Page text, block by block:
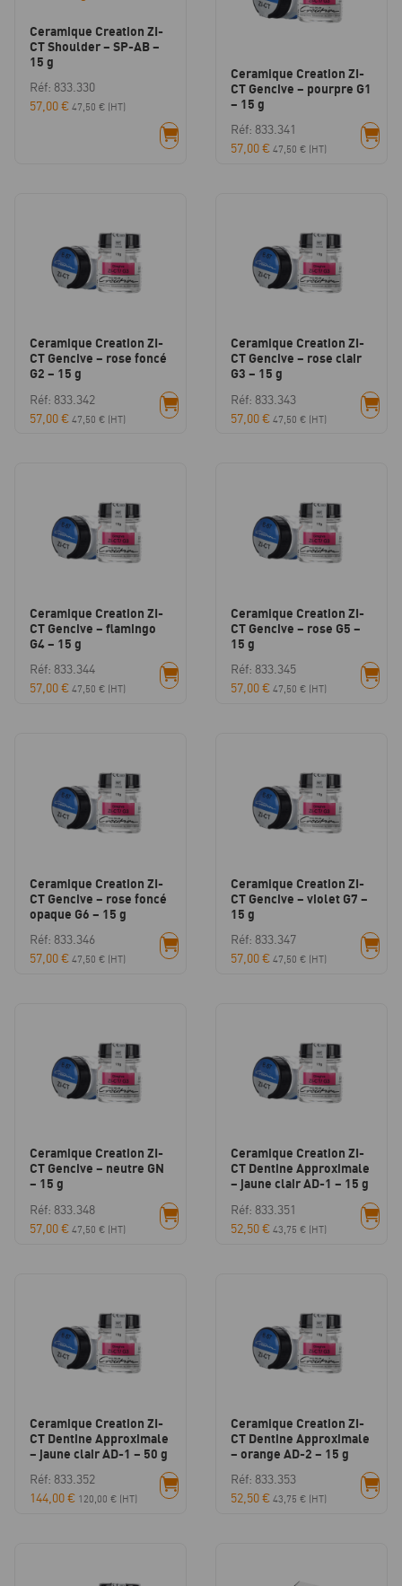
Ceramique Creation ZI-
CT Shoulder – SP-AB –
15 g
Réf: 833.330
57,00€ 47,50 € (HT)
Ceramique Creation ZI-
CT Gencive – pourpre G1
– 15 g
Réf: 833.341
57,00€ 47,50 € (HT)
Ceramique Creation ZI-
CT Gencive – rose foncé
G2 – 15 g
Réf: 833.342
57,00€ 47,50 € (HT)
Ceramique Creation ZI-
CT Gencive – rose clair
G3 – 15 g
Réf: 833.343
57,00€ 47,50 € (HT)
Ceramique Creation ZI-
CT Gencive – flamingo
G4 – 15 g
Réf: 833.344
57,00€ 47,50 € (HT)
Ceramique Creation ZI-
CT Gencive – rose G5 –
15 g
Réf: 833.345
57,00€ 47,50 € (HT)
Ceramique Creation ZI-
CT Gencive – rose foncé
opaque G6 – 15 g
Réf: 833.346
57,00€ 47,50 € (HT)
Ceramique Creation ZI-
CT Gencive – violet G7 –
15 g
Réf: 833.347
57,00€ 47,50 € (HT)
Ceramique Creation ZI-
CT Gencive – neutre GN
– 15 g
Réf: 833.348
57,00€ 47,50 € (HT)
Ceramique Creation ZI-
CT Dentine Approximale
– jaune clair AD-1 – 15 g
Réf: 833.351
52,50€ 43,75 € (HT)
Ceramique Creation ZI-
CT Dentine Approximale
– jaune clair AD-1 – 50 g
Réf: 833.352
144,00€ 120,00 € (HT)
Ceramique Creation ZI-
CT Dentine Approximale
– orange AD-2 – 15 g
Réf: 833.353
52,50€ 43,75 € (HT)